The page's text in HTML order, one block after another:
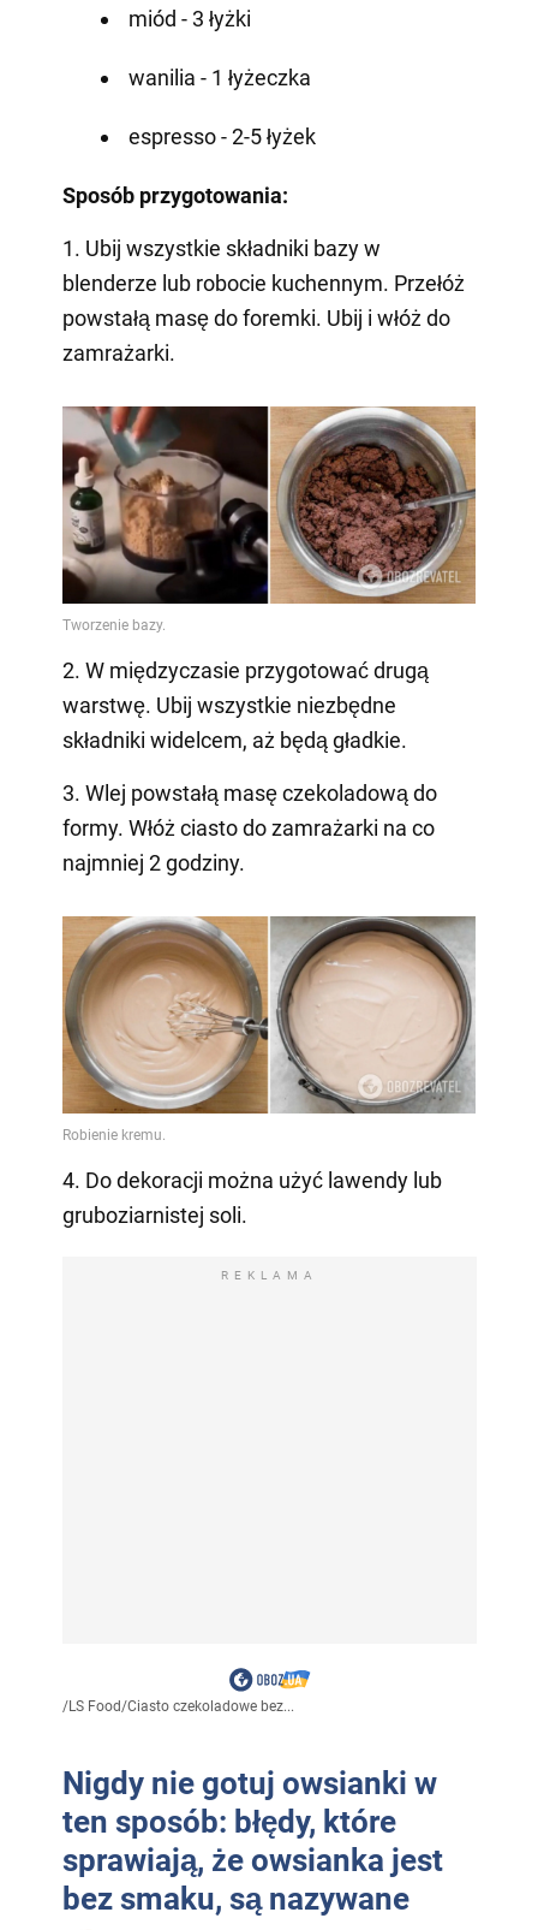
miód - 3 łyżki
wanilia - 1 łyżeczka
espresso - 2-5 łyżek
Sposób przygotowania:
1. Ubij wszystkie składniki bazy w
blenderze lub robocie kuchennym. Przełóż
powstałą masę do foremki. Ubij i włóż do
zamrażarki.
2. W międzyczasie przygotować drugą
warstwę. Ubij wszystkie niezbędne
składniki widelcem, aż będą gładkie.
3. Wlej powstałą masę czekoladową do
formy. Włóż ciasto do zamrażarki na co
najmniej 2 godziny.
4. Do dekoracji można użyć lawendy lub
gruboziarnistej soli.
REKLAMA
/LS Food/Ciasto czekoladowe bez...
Nigdy nie gotuj owsianki w
ten sposób: błędy, które
sprawiają, że owsianka jest
bez smaku, są nazywane